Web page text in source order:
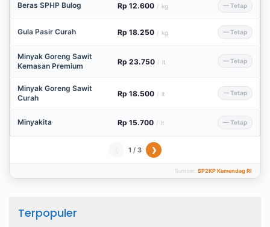
Beras SPHP Bulog Rp 12.600 / kg — Tetap
Gula Pasir Curah Rp 18.250 / kg — Tetap
Minyak Goreng Sawit
Kemasan Premium
Rp 23.750 / lt — Tetap
Minyak Goreng Sawit
Curah
Rp 18.500 / lt — Tetap
Minyakita Rp 15.700 / lt — Tetap
1 / 3 ❯
Sumber: SP2KP Kemendag RI
Terpopuler